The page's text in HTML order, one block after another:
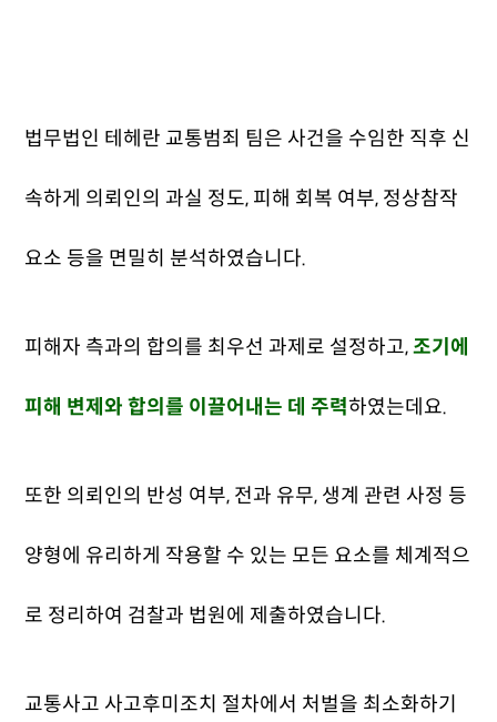
법무법인 테헤란 교통범죄 팀은 사건을 수임한 직후 신
속하게 의뢰인의 과실 정도, 피해 회복 여부, 정상참작
요소 등을 면밀히 분석하였습니다.
피해자 측과의 합의를 최우선 과제로 설정하고,조기에
피해 변제와 합의를 이끌어내는 데 주력하였는데요.
또한 의뢰인의 반성 여부, 전과 유무, 생계 관련 사정 등
양형에 유리하게 작용할 수 있는 모든 요소를 체계적으
로 정리하여 검찰과 법원에 제출하였습니다.
교통사고 사고후미조치 절차에서 처벌을 최소화하기